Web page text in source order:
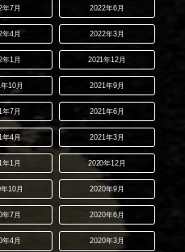
年7月 2022年6月
年4月 2022年3月
年1月 2021年12月
10月 2021年9月
年7月 2021年6月
年4月 2021年3月
年1月 2020年12月
10月 2020年9月
年7月 2020年6月
年4月 2020年3月